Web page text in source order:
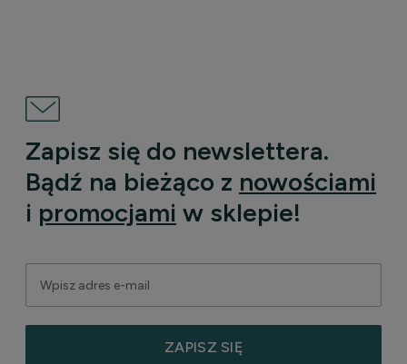
Zapisz się do newslettera.
Bądź na bieżąco z nowościami
i promocjami w sklepie!
ZAPISZ SIĘ